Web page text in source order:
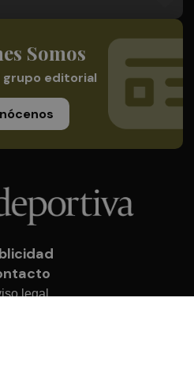
Somos
grupo editorial
legal